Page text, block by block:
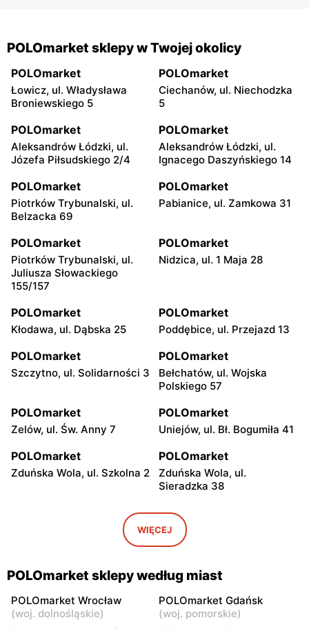
POLOmarket sklepy w Twojej okolicy
POLOmarket
Łowicz, ul. Władysława
Broniewskiego 5
POLOmarket
Ciechanów, ul. Niechodzka
5
POLOmarket
Aleksandrów Łódzki, ul.
Józefa Piłsudskiego 2/4
POLOmarket
Aleksandrów Łódzki, ul.
Ignacego Daszyńskiego 14
POLOmarket
Piotrków Trybunalski, ul.
Belzacka 69
POLOmarket
Pabianice, ul. Zamkowa 31
POLOmarket
Piotrków Trybunalski, ul.
Juliusza Słowackiego
155/157
POLOmarket
Nidzica, ul. 1 Maja 28
POLOmarket
Kłodawa, ul. Dąbska 25
POLOmarket
Poddębice, ul. Przejazd 13
POLOmarket
Szczytno, ul. Solidarności 3
POLOmarket
Bełchatów, ul. Wojska
Polskiego 57
POLOmarket
Zelów, ul. Św. Anny 7
POLOmarket
Uniejów, ul. Bł. Bogumiła 41
POLOmarket
Zduńska Wola, ul. Szkolna 2
POLOmarket
Zduńska Wola, ul.
Sieradzka 38
POLOmarket
Czernikowo, ul. Mikołaja
Reja 22
POLOmarket
Koło, ul. Niezłomnych 12
POLOmarket
Koło, ul. Blizna 26
POLOmarket POLOmarket
WIĘCEJ
POLOmarket sklepy według miast
POLOmarket Wrocław
(woj. dolnośląskie)
POLOmarket Gdańsk
(woj. pomorskie)